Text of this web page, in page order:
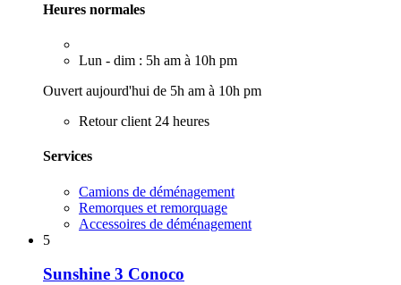
Heures normales
Lun - dim : 5h am à 10h pm
Ouvert aujourd'hui de 5h am à 10h pm
Retour client 24 heures
Services
Camions de déménagement
Remorques et remorquage
Accessoires de déménagement
5
Sunshine 3 Conoco